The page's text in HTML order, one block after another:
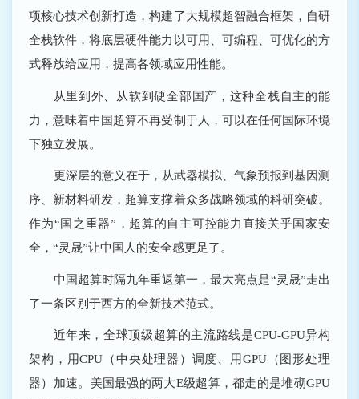
项核心技术创新打造，构建了大规模超智融合框架，自研
全栈软件，将底层硬件能力以可用、可编程、可优化的方
式释放给应用，提高各领域应用性能。
从里到外、从软到硬全部国产，这种全栈自主的能
力，意味着中国超算不再受制于人，可以在任何国际环境
下独立发展。
更深层的意义在于，从武器模拟、气象预报到基因测
序、新材料研发，超算支撑着众多战略领域的科研突破。
作为“国之重器”，超算的自主可控能力直接关乎国家安
全，“灵晟”让中国人的安全感更足了。
中国超算时隔九年重返第一，最大亮点是“灵晟”走出
了一条区别于西方的全新技术范式。
近年来，全球顶级超算的主流路线是CPU-GPU异构
架构，用CPU（中央处理器）调度、用GPU（图形处理
器）加速。美国最强的两大E级超算，都走的是堆砌GPU